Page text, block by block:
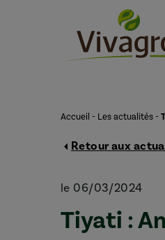
Accueil - Les actualités -
Retour aux
le 06/03/2024
Tiyati :